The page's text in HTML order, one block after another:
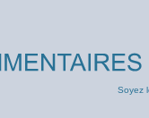
Soyez